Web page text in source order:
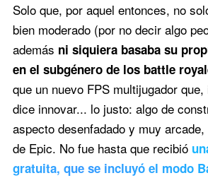
Solo que, por aquel entonces, no
bien moderado (por no decir algo
además ni siquiera basaba su
en el subgénero de los battle
que un nuevo FPS multijugador
dice innovar... lo justo: algo de
aspecto desenfadado y muy
de Epic. No fue hasta que recibió
gratuita, que se incluyó el modo